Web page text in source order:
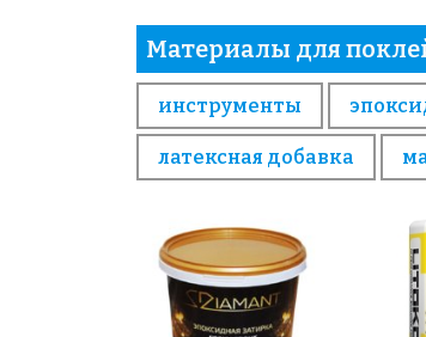
Материалы для
инструменты
латексная добавка